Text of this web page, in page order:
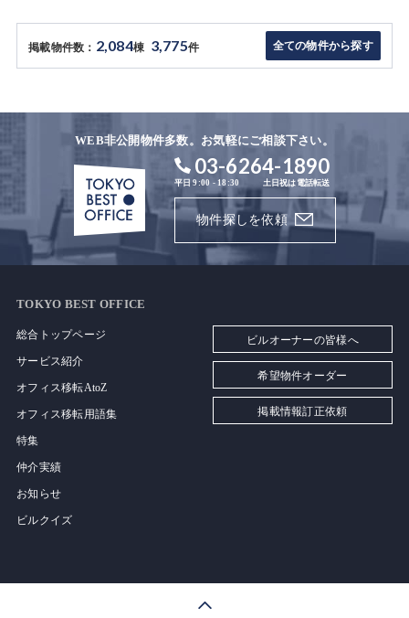
掲載物件数： 2,084棟 3,775件 全ての物件から探す
WEB非公開物件多数。お気軽にご相談下さい。
03-6264-1890
平日 9:00 - 18:30 土日祝は電話転送
物件探しを依頼
TOKYO BEST OFFICE
総合トップページ
サービス紹介
オフィス移転AtoZ
オフィス移転用語集
特集
仲介実績
お知らせ
ビルクイズ
ビルオーナーの皆様へ
希望物件オーダー
掲載情報訂正依頼